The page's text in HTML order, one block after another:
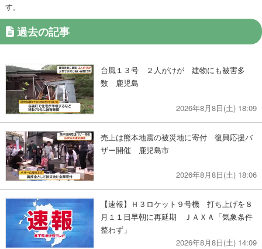
す。
過去の記事
台風１３号 ２人がけが 建物にも被害多
数 鹿児島
2026年8月8日(土) 18:09
売上は熊本地震の被災地に寄付 復興応援バ
ザー開催 鹿児島市
2026年8月8日(土) 18:06
【速報】Ｈ３ロケット９号機 打ち上げを８
月１１日早朝に再延期 ＪＡＸＡ「気象条件
整わず」
2026年8月8日(土) 14:09